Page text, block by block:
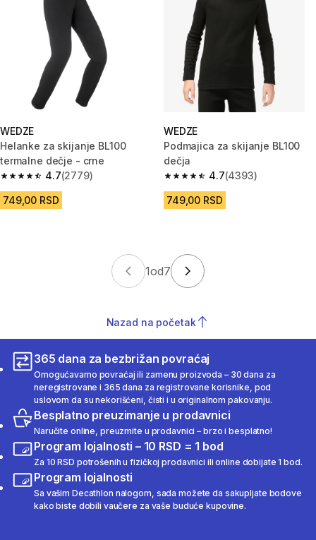
WEDZE
Helanke za skijanje BL100
termalne dečje - crne
4.7
4.7 od 5 zvezdica from 2779 Recenzije
(2779)
749,00 RSD
WEDZE
Podmajica za skijanje BL100
dečja
4.7
4.7 od 5 zvezdica from 4393
(4393)
749,00 RSD
1od7
Nazad na početak
365 dana za bezbrižan povraćaj
Omogućavamo povraćaj ili zamenu proizvoda – 30 dana za
neregistrovane i 365 dana za registrovane korisnike, pod
uslovom da su nekorišćeni, čisti i u originalnom pakovanju.
Besplatno preuzimanje u prodavnici
Naručite online, preuzmite u prodavnici – brzo i besplatno!
Program lojalnosti – 10 RSD = 1 bod
Za 10 RSD potrošenih u fizičkoj prodavnici ili online dobijate 1 bod.
Program lojalnosti
Sa vašim Decathlon nalogom, sada možete da sakupljate bodove
kako biste dobili vaučere za vaše buduće kupovine.